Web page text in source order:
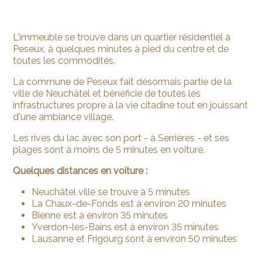
L'immeuble se trouve dans un quartier résidentiel à
Peseux, à quelques minutes à pied du centre et de
toutes les commodités.
La commune de Peseux fait désormais partie de la
ville de Neuchâtel et bénéficie de toutes les
infrastructures propre à la vie citadine tout en jouissant
d'une ambiance village.
Les rives du lac avec son port - à Serrières - et ses
plages sont à moins de 5 minutes en voiture.
Quelques distances en voiture :
Neuchâtel ville se trouve à 5 minutes
La Chaux-de-Fonds est à environ 20 minutes
Bienne est à environ 35 minutes
Yverdon-les-Bains est à environ 35 minutes
Lausanne et Frigourg sont à environ 50 minutes